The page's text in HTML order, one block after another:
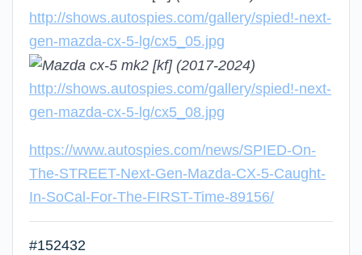
http://shows.autospies.com/gallery/spied!-next-
gen-mazda-cx-5-lg/cx5_05.jpg
http://shows.autospies.com/gallery/spied!-next-
gen-mazda-cx-5-lg/cx5_08.jpg
https://www.autospies.com/news/SPIED-On-
The-STREET-Next-Gen-Mazda-CX-5-Caught-
In-SoCal-For-The-FIRST-Time-89156/
#152432